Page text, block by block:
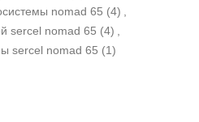
nomad 65 (4) ,
sercel nomad 65 (4) ,
sercel nomad 65 (1)